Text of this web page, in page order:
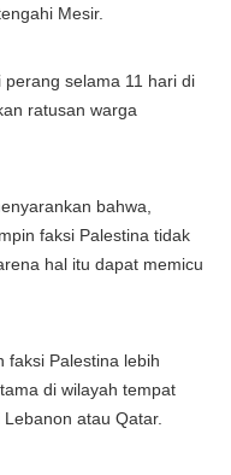
Mesir.
selama 11 hari di
ratusan warga
bahwa,
faksi Palestina tidak
hal itu dapat memicu
faksi Palestina lebih
di wilayah tempat
atau Qatar.